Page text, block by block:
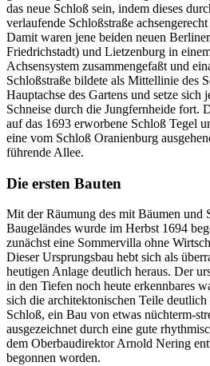
das neue Schloß sein, indem dieses
verlaufende Schloßstraße
Damit waren jene beiden neuen
Friedrichstadt) und Lietzenburg in
Achsensystem zusammengefaßt und
Schloßstraße bildete als Mittellinie des
Hauptachse des Gartens und setze sich
Schneise durch die Jungfernheide fort.
auf das 1693 erworbene Schloß Tegel
eine vom Schloß Oranienburg
führende Allee.
Die ersten Bauten
Mit der Räumung des mit Bäumen und
Baugeländes wurde im Herbst 1694
zunächst eine Sommervilla ohne
Dieser Ursprungsbau hebt sich als
heutigen Anlage deutlich heraus. Der
in den Tiefen noch heute erkennbares
sich die architektonischen Teile deutlich
Schloß, ein Bau von etwas nüchterm-
ausgezeichnet durch eine gute
dem Oberbaudirektor Arnold Nering
begonnen worden.